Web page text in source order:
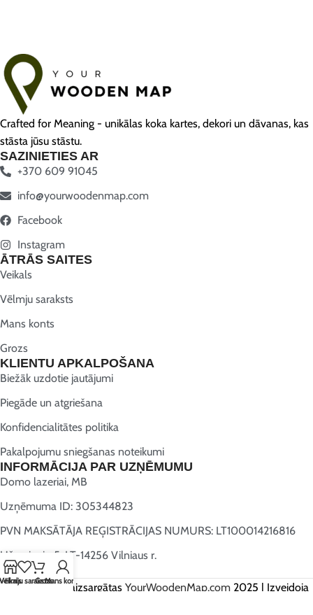
Crafted for Meaning - unikālas koka kartes, dekori un dāvanas, kas
stāsta jūsu stāstu.
SAZINIETIES AR
+370 609 91045
info@yourwoodenmap.com
Facebook
Instagram
ĀTRĀS SAITES
Veikals
Vēlmju saraksts
Mans konts
Grozs
KLIENTU APKALPOŠANA
Biežāk uzdotie jautājumi
Piegāde un atgriešana
Konfidencialitātes politika
Pakalpojumu sniegšanas noteikumi
INFORMĀCIJA PAR UZŅĒMUMU
Domo lazeriai, MB
Uzņēmuma ID: 305344823
PVN MAKSĀTĀJA REĢISTRĀCIJAS NUMURS: LT100014216816
Užugriovio 5, LT-14256 Vilniaus r.
Visas tiesības aizsargātas YourWoodenMap.com 2025 | Izveidoja
Veikalssaraksts
GrozsMans konts